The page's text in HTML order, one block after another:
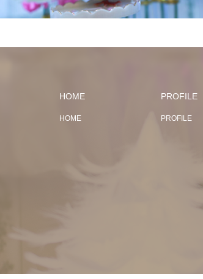
HOME
HOME
PROFILE
PROFILE